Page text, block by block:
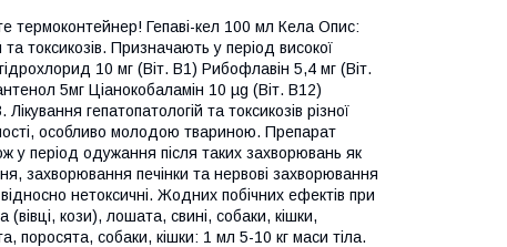
термоконтейнер! Гепаві-кел 100 мл Кела Опис:
токсикозів. Призначають у період високої
10 мг (Віт. B1) Рибофлавін 5,4 мг (Віт.
5мг Ціанокобаламін 10 µg (Віт. B12)
гепатопатологій та токсикозів різної
особливо молодою твариною. Препарат
у період одужання після таких захворювань як
захворювання печінки та нервові захворювання
нетоксичні. Жодних побічних ефектів при
кози), лошата, свині, собаки, кішки,
поросята, собаки, кішки: 1 мл 5-10 кг маси тіла.